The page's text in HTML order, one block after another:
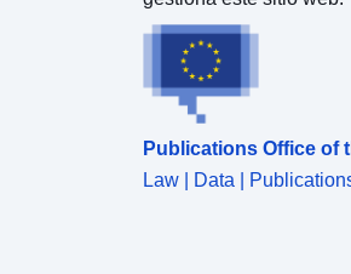
Publications Office of
Law | Data |